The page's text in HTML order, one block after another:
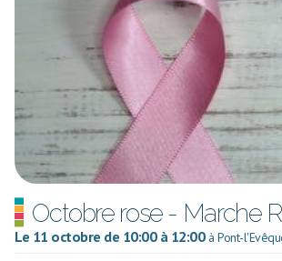
Octobre rose - Marche
Le 11 octobre de 10:00 à 12:00 à Pont-